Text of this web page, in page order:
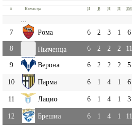
# Команда И В Н П ЗМ
7
Рома 6 2 3 1 6
8
Пьяченца 6 2 2 2 11
9 Верона 6 2 2 2 5
10 Парма 6 1 4 1 6
11 Лацио 6 1 4 1 3
12 Брешиа 6 1 4 1 11